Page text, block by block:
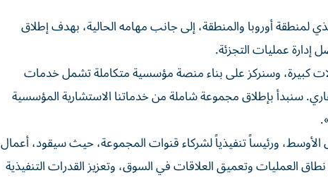
أوروبا والمنطقة، إلى جانب مهامه الحالية، بهدف إطلاق
عمليات التجزئة.
كبيرة، وسنركز على بناء منصة مؤسسية متكاملة تشمل خدمات
سنبدأ بإطلاق مجموعة شاملة من خدماتنا الاستشارية المؤسسية
ورئيساً تنفيذياً لشركاء قنوات المجموعة، حيث سيقود، أعمال
العمليات وتعميق العلاقات في السوق، وتعزيز القدرات التنفيذية